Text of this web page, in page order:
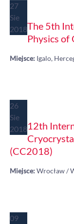
27
Sie
2018The 5th
Physics of
Miejsce: Igalo,
26
Sie
201812th
(CC2018)
Miejsce:Wrocław /
09